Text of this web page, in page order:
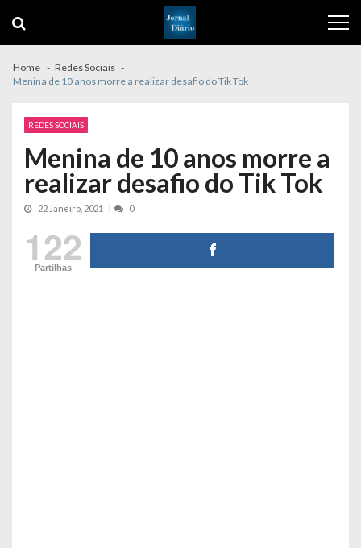
navigation
content
Home
Redes Sociais
Menina de 10 anos morre a realizar desafio do Tik Tok
REDES SOCIAIS
Menina de 10 anos morre a
realizar desafio do Tik Tok
22 Janeiro, 2021 0
122
Partilhas